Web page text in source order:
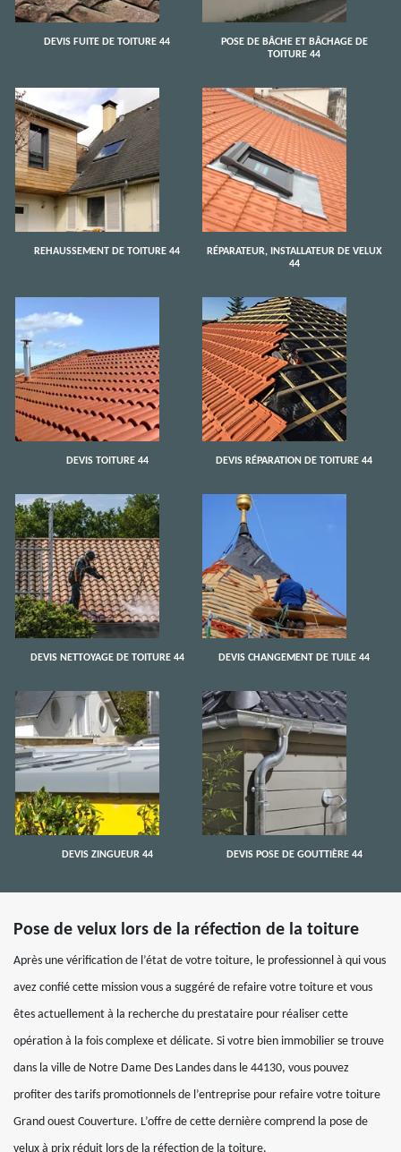
DEVIS FUITE DE TOITURE 44
POSE DE BÂCHE ET BÂCHAGE DE
TOITURE 44
REHAUSSEMENT DE TOITURE 44
RÉPARATEUR, INSTALLATEUR DE VELUX
44
DEVIS TOITURE 44 DEVIS RÉPARATION DE TOITURE 44
DEVIS NETTOYAGE DE TOITURE 44 DEVIS CHANGEMENT DE TUILE 44
DEVIS ZINGUEUR 44 DEVIS POSE DE GOUTTIÈRE 44
Pose de velux lors de la réfection de la toiture
Après une vérification de l’état de votre toiture, le professionnel à qui vous
avez confié cette mission vous a suggéré de refaire votre toiture et vous
êtes actuellement à la recherche du prestataire pour réaliser cette
opération à la fois complexe et délicate. Si votre bien immobilier se trouve
dans la ville de Notre Dame Des Landes dans le 44130, vous pouvez
profiter des tarifs promotionnels de l’entreprise pour refaire votre toiture
Grand ouest Couverture. L’offre de cette dernière comprend la pose de
velux à prix réduit lors de la réfection de la toiture.